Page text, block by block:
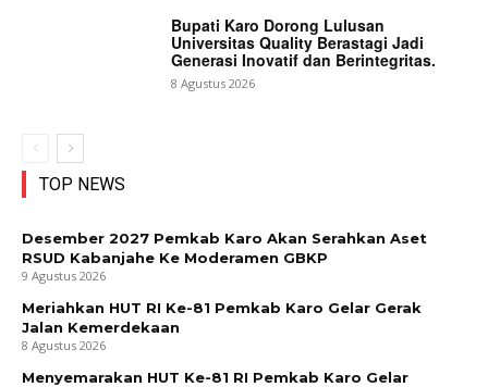
Bupati Karo Dorong Lulusan
Universitas Quality Berastagi Jadi
Generasi Inovatif dan Berintegritas.
8 Agustus 2026
TOP NEWS
Desember 2027 Pemkab Karo Akan Serahkan Aset
RSUD Kabanjahe Ke Moderamen GBKP
9 Agustus 2026
Meriahkan HUT RI Ke-81 Pemkab Karo Gelar Gerak
Jalan Kemerdekaan
8 Agustus 2026
Menyemarakan HUT Ke-81 RI Pemkab Karo Gelar